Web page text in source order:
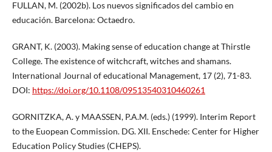
FULLAN, M. (2002b). Los nuevos significados del cambio en
educación. Barcelona: Octaedro.
GRANT, K. (2003). Making sense of education change at Thirstle
College. The existence of witchcraft, witches and shamans.
International Journal of educational Management, 17 (2), 71-83.
DOI: https://doi.org/10.1108/09513540310460261
GORNITZKA, A. y MAASSEN, P.A.M. (eds.) (1999). Interim Report
to the Euopean Commission. DG. XII. Enschede: Center for Higher
Education Policy Studies (CHEPS).